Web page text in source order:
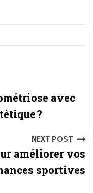
avec
?
NEXT POST
améliorer vos
sportives